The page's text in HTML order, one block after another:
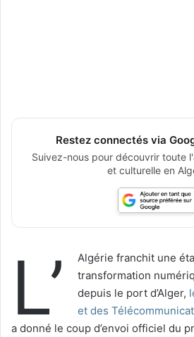
Restez connectés via
Suivez-nous pour découvrir toute
et culturelle en
L’
Algérie franchit une
transformation
depuis le port d’Alger,
et des
a donné le coup d’envoi officiel du